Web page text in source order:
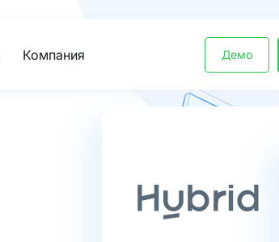
Компания Демо